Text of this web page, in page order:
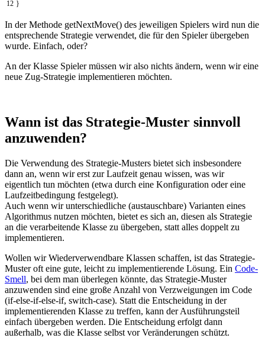
12 }
In der Methode getNextMove() des jeweiligen Spielers wird nun die
entsprechende Strategie verwendet, die für den Spieler übergeben
wurde. Einfach, oder?
An der Klasse Spieler müssen wir also nichts ändern, wenn wir eine
neue Zug-Strategie implementieren möchten.
Wann ist das Strategie-Muster sinnvoll
anzuwenden?
Die Verwendung des Strategie-Musters bietet sich insbesondere
dann an, wenn wir erst zur Laufzeit genau wissen, was wir
eigentlich tun möchten (etwa durch eine Konfiguration oder eine
Laufzeitbedingung festgelegt).
Auch wenn wir unterschiedliche (austauschbare) Varianten eines
Algorithmus nutzen möchten, bietet es sich an, diesen als Strategie
an die verarbeitende Klasse zu übergeben, statt alles doppelt zu
implementieren.
Wollen wir Wiederverwendbare Klassen schaffen, ist das Strategie-
Muster oft eine gute, leicht zu implementierende Lösung. Ein Code-
Smell, bei dem man überlegen könnte, das Strategie-Muster
anzuwenden sind eine große Anzahl von Verzweigungen im Code
(if-else-if-else-if, switch-case). Statt die Entscheidung in der
implementierenden Klasse zu treffen, kann der Ausführungsteil
einfach übergeben werden. Die Entscheidung erfolgt dann
außerhalb, was die Klasse selbst vor Veränderungen schützt.